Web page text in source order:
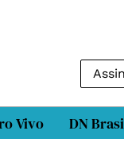
Vivo DN